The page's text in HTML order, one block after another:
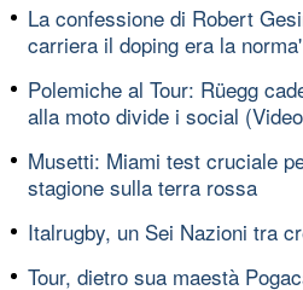
La confessione di Robert
carriera il doping era la norma'
Polemiche al Tour: Rüegg
alla moto divide i social
Musetti: Miami test cruciale
stagione sulla terra rossa
Italrugby, un Sei Nazioni tra
Tour, dietro sua maestà